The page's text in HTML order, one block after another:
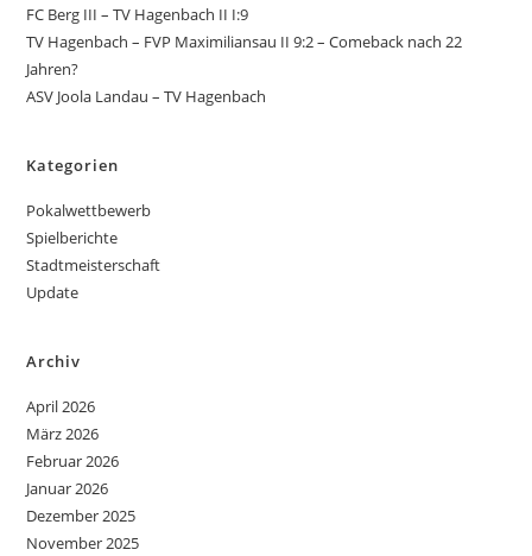
FC Berg III – TV Hagenbach II I:9
TV Hagenbach – FVP Maximiliansau II 9:2 – Comeback nach 22
Jahren?
ASV Joola Landau – TV Hagenbach
Kategorien
Pokalwettbewerb
Spielberichte
Stadtmeisterschaft
Update
Archiv
April 2026
März 2026
Februar 2026
Januar 2026
Dezember 2025
November 2025